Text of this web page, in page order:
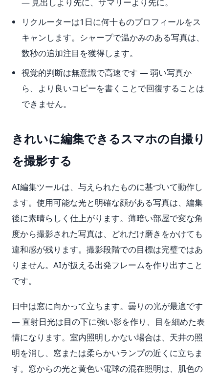
リクルーターは1日に何十ものプロフィールをス
キャンします。シャープで温かみのある写真は、
数秒の追加注目を獲得します。
視覚的判断は無意識で高速です — 弱い写真か
ら、より良いコピーを書くことで回復することは
できません。
きれいに編集できるスマホの自撮り
を撮影する
AI編集ツールは、与えられたものに基づいて動作し
ます。使用可能な光と明確な顔がある写真は、編集
後に素晴らしく仕上がります。薄暗い部屋で変な角
度から撮影された写真は、どれだけ磨きをかけても
違和感が残ります。撮影段階での目標は完璧ではあ
りません。AIが扱える出発フレームを作り出すこと
です。
日中は窓に向かって立ちます。曇りの光が最適です
— 直射日光は目の下に強い影を作り、目を細めた表
情になります。室内照明しかない場合は、天井の照
明を消し、窓または柔らかいランプの近くに立ちま
す。窓からの光と黄色い電球の混在照明は、肌色の